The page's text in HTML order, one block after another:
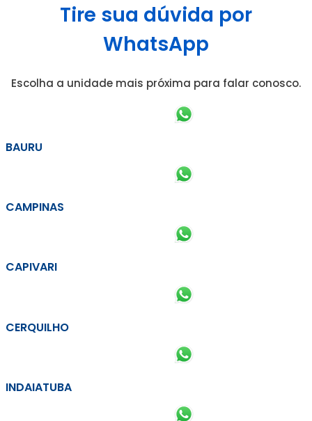
Tire sua dúvida por
WhatsApp
Escolha a unidade mais próxima para falar conosco.
BAURU
CAMPINAS
CAPIVARI
CERQUILHO
INDAIATUBA